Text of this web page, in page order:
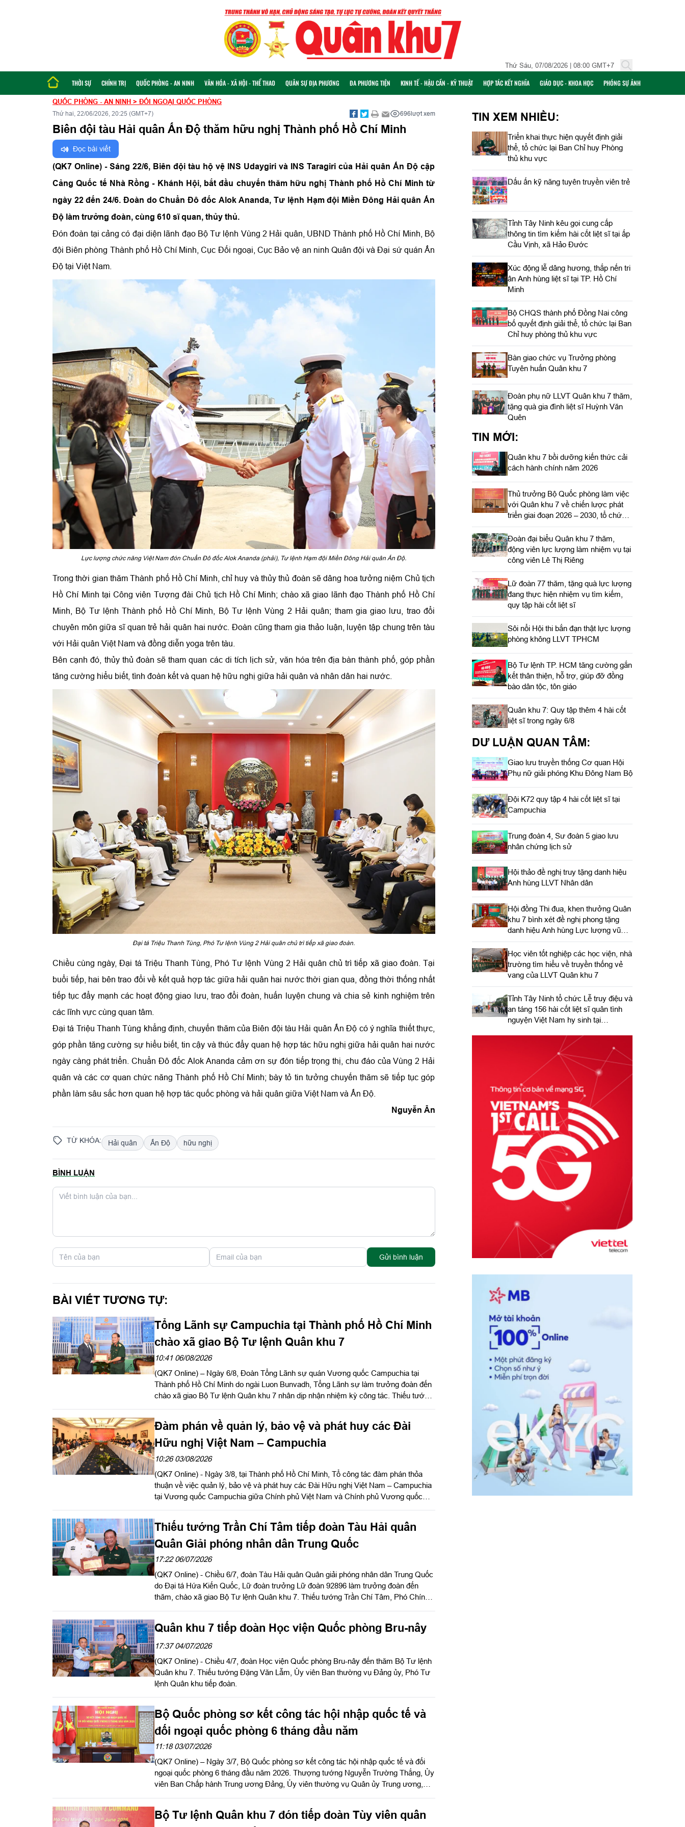
Thứ Sáu, 07/08/2026 | 08:00 GMT+7
THỜI SỰ CHÍNH TRỊ QUỐC PHÒNG - AN NINH VĂN HÓA - XÃ HỘI - THỂ THAO QUÂN SỰ ĐỊA PHƯƠNG ĐA PHƯƠNG TIỆN KINH TẾ - HẬU CẦN - KỸ THUẬT HỢP TÁC KẾT NGHĨA GIÁO DỤC - KHOA HỌC PHÓNG SỰ ẢNH
QUỐC PHÒNG - AN NINH > ĐỐI NGOẠI QUỐC PHÒNG
Thứ hai, 22/06/2026, 20:25 (GMT+7) 696lượt xem
Biên đội tàu Hải quân Ấn Độ thăm hữu nghị Thành phố Hồ Chí Minh
Đọc bài viết
(QK7 Online) - Sáng 22/6, Biên đội tàu hộ vệ INS Udaygiri và INS Taragiri của Hải quân Ấn Độ cập
Cảng Quốc tế Nhà Rồng - Khánh Hội, bắt đầu chuyến thăm hữu nghị Thành phố Hồ Chí Minh từ
ngày 22 đến 24/6. Đoàn do Chuẩn Đô đốc Alok Ananda, Tư lệnh Hạm đội Miền Đông Hải quân Ấn
Độ làm trưởng đoàn, cùng 610 sĩ quan, thủy thủ.
Đón đoàn tại cảng có đại diện lãnh đạo Bộ Tư lệnh Vùng 2 Hải quân, UBND Thành phố Hồ Chí Minh, Bộ
đội Biên phòng Thành phố Hồ Chí Minh, Cục Đối ngoại, Cục Bảo vệ an ninh Quân đội và Đại sứ quán Ấn
Độ tại Việt Nam.
Lực lượng chức năng Việt Nam đón Chuẩn Đô đốc Alok Ananda (phải), Tư lệnh Hạm đội Miền Đông Hải quân Ấn Độ.
Trong thời gian thăm Thành phố Hồ Chí Minh, chỉ huy và thủy thủ đoàn sẽ dâng hoa tưởng niệm Chủ tịch
Hồ Chí Minh tại Công viên Tượng đài Chủ tịch Hồ Chí Minh; chào xã giao lãnh đạo Thành phố Hồ Chí
Minh, Bộ Tư lệnh Thành phố Hồ Chí Minh, Bộ Tư lệnh Vùng 2 Hải quân; tham gia giao lưu, trao đổi
chuyên môn giữa sĩ quan trẻ hải quân hai nước. Đoàn cũng tham gia thảo luận, luyện tập chung trên tàu
với Hải quân Việt Nam và đồng diễn yoga trên tàu.
Bên cạnh đó, thủy thủ đoàn sẽ tham quan các di tích lịch sử, văn hóa trên địa bàn thành phố, góp phần
tăng cường hiểu biết, tình đoàn kết và quan hệ hữu nghị giữa hải quân và nhân dân hai nước.
Đại tá Triệu Thanh Tùng, Phó Tư lệnh Vùng 2 Hải quân chủ trì tiếp xã giao đoàn.
Chiều cùng ngày, Đại tá Triệu Thanh Tùng, Phó Tư lệnh Vùng 2 Hải quân chủ trì tiếp xã giao đoàn. Tại
buổi tiếp, hai bên trao đổi về kết quả hợp tác giữa hải quân hai nước thời gian qua, đồng thời thống nhất
tiếp tục đẩy mạnh các hoạt động giao lưu, trao đổi đoàn, huấn luyện chung và chia sẻ kinh nghiệm trên
các lĩnh vực cùng quan tâm.
Đại tá Triệu Thanh Tùng khẳng định, chuyến thăm của Biên đội tàu Hải quân Ấn Độ có ý nghĩa thiết thực,
góp phần tăng cường sự hiểu biết, tin cậy và thúc đẩy quan hệ hợp tác hữu nghị giữa hải quân hai nước
ngày càng phát triển. Chuẩn Đô đốc Alok Ananda cảm ơn sự đón tiếp trọng thị, chu đáo của Vùng 2 Hải
quân và các cơ quan chức năng Thành phố Hồ Chí Minh; bày tỏ tin tưởng chuyến thăm sẽ tiếp tục góp
phần làm sâu sắc hơn quan hệ hợp tác quốc phòng và hải quân giữa Việt Nam và Ấn Độ.
Nguyễn Ân
TỪ KHÓA: Hải quân Ấn Độ hữu nghị
BÌNH LUẬN
Gửi bình luận
BÀI VIẾT TƯƠNG TỰ:
Tổng Lãnh sự Campuchia tại Thành phố Hồ Chí Minh
chào xã giao Bộ Tư lệnh Quân khu 7
10:41 06/08/2026
(QK7 Online) – Ngày 6/8, Đoàn Tổng Lãnh sự quán Vương quốc Campuchia tại
Thành phố Hồ Chí Minh do ngài Luon Bunvadh, Tổng Lãnh sự làm trưởng đoàn đến
chào xã giao Bộ Tư lệnh Quân khu 7 nhân dịp nhận nhiệm kỳ công tác. Thiếu tướng
đoàn. Dự buổi tiếp có thủ trưởng Bộ Tham mưu, Cục Chính trị, Cục Hậu cần - Kỹ
thuật cùng đại diện các cơ quan chức năng Quân khu.
Đàm phán về quản lý, bảo vệ và phát huy các Đài
Hữu nghị Việt Nam – Campuchia
10:26 03/08/2026
(QK7 Online) - Ngày 3/8, tại Thành phố Hồ Chí Minh, Tổ công tác đàm phán thỏa
thuận về việc quản lý, bảo vệ và phát huy các Đài Hữu nghị Việt Nam – Campuchia
tại Vương quốc Campuchia giữa Chính phủ Việt Nam và Chính phủ Vương quốc
sách - Xã hội, Tổng cục Chính trị Quân đội nhân dân Việt Nam và Ngài Nhem Valy,
Phó Chủ tịch Thường trực kiêm Tổng Thư ký Hội đồng Quốc gia Mặt trận Đoàn kết
Phát triển Tổ quốc Campuchia đồng chủ trì hội đàm.
Thiếu tướng Trần Chí Tâm tiếp đoàn Tàu Hải quân
Quân Giải phóng nhân dân Trung Quốc
17:22 06/07/2026
(QK7 Online) - Chiều 6/7, đoàn Tàu Hải quân Quân giải phóng nhân dân Trung Quốc
do Đại tá Hứa Kiến Quốc, Lữ đoàn trưởng Lữ đoàn 92896 làm trưởng đoàn đến
thăm, chào xã giao Bộ Tư lệnh Quân khu 7. Thiếu tướng Trần Chí Tâm, Phó Chính
Quân khu 7 tiếp đoàn Học viện Quốc phòng Bru-nây
17:37 04/07/2026
(QK7 Online) - Chiều 4/7, đoàn Học viện Quốc phòng Bru-nây đến thăm Bộ Tư lệnh
Quân khu 7. Thiếu tướng Đặng Văn Lẫm, Ủy viên Ban thường vụ Đảng ủy, Phó Tư
lệnh Quân khu tiếp đoàn.
Bộ Quốc phòng sơ kết công tác hội nhập quốc tế và
đối ngoại quốc phòng 6 tháng đầu năm
11:18 03/07/2026
(QK7 Online) – Ngày 3/7, Bộ Quốc phòng sơ kết công tác hội nhập quốc tế và đối
ngoại quốc phòng 6 tháng đầu năm 2026. Thượng tướng Nguyễn Trường Thắng, Ủy
viên Ban Chấp hành Trung ương Đảng, Ủy viên thường vụ Quân ủy Trung ương,
Bộ Tư lệnh Quân khu 7 đón tiếp đoàn Tùy viên quân
TIN XEM NHIỀU:
Triển khai thực hiện quyết định giải
thể, tổ chức lại Ban Chỉ huy Phòng
thủ khu vực
Dấu ấn kỹ năng tuyên truyền viên trẻ
Tỉnh Tây Ninh kêu gọi cung cấp
thông tin tìm kiếm hài cốt liệt sĩ tại ấp
Cầu Vịnh, xã Hảo Đước
Xúc động lễ dâng hương, thắp nến tri
ân Anh hùng liệt sĩ tại TP. Hồ Chí
Minh
Bộ CHQS thành phố Đồng Nai công
bố quyết định giải thể, tổ chức lại Ban
Chỉ huy phòng thủ khu vực
Bàn giao chức vụ Trưởng phòng
Tuyên huấn Quân khu 7
Đoàn phụ nữ LLVT Quân khu 7 thăm,
tặng quà gia đình liệt sĩ Huỳnh Văn
Quên
TIN MỚI:
Quân khu 7 bồi dưỡng kiến thức cải
cách hành chính năm 2026
Thủ trưởng Bộ Quốc phòng làm việc
với Quân khu 7 về chiến lược phát
triển giai đoạn 2026 – 2030, tổ chức,
cơ cấu lại doanh nghiệp
Đoàn đại biểu Quân khu 7 thăm,
động viên lực lượng làm nhiệm vụ tại
công viên Lê Thị Riêng
Lữ đoàn 77 thăm, tặng quà lực lượng
đang thực hiện nhiệm vụ tìm kiếm,
quy tập hài cốt liệt sĩ
Sôi nổi Hội thi bắn đạn thật lực lượng
phòng không LLVT TPHCM
Bộ Tư lệnh TP. HCM tăng cường gắn
kết thân thiện, hỗ trợ, giúp đỡ đồng
bào dân tộc, tôn giáo
Quân khu 7: Quy tập thêm 4 hài cốt
liệt sĩ trong ngày 6/8
DƯ LUẬN QUAN TÂM:
Giao lưu truyền thống Cơ quan Hội
Phụ nữ giải phóng Khu Đông Nam Bộ
Đội K72 quy tập 4 hài cốt liệt sĩ tại
Campuchia
Trung đoàn 4, Sư đoàn 5 giao lưu
nhân chứng lịch sử
Hội thảo đề nghị truy tặng danh hiệu
Anh hùng LLVT Nhân dân
Hội đồng Thi đua, khen thưởng Quân
khu 7 bình xét đề nghị phong tặng
danh hiệu Anh hùng Lực lượng vũ
trang nhân dân
Học viên tốt nghiệp các học viện, nhà
trường tìm hiểu về truyền thống vẻ
vang của LLVT Quân khu 7
​Tỉnh Tây Ninh tổ chức Lễ truy điệu và
an táng 156 hài cốt liệt sĩ quân tình
nguyện Việt Nam hy sinh tại